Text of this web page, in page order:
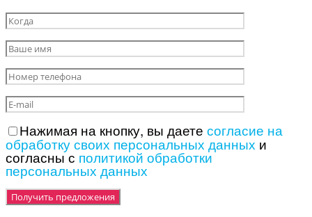
Нажимая на кнопку, вы даете согласие на
обработку своих персональных данных и
согласны с политикой обработки
персональных данных